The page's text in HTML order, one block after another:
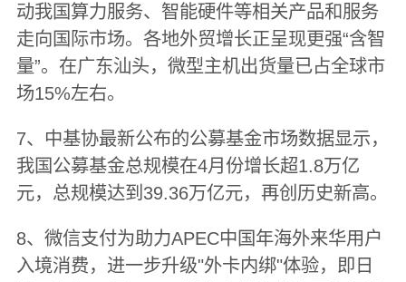
动我国算力服务、智能硬件等相关产品和服务
走向国际市场。各地外贸增长正呈现更强“含智
量”。在广东汕头，微型主机出货量已占全球市
场15%左右。
7、中基协最新公布的公募基金市场数据显示，
我国公募基金总规模在4月份增长超1.8万亿
元，总规模达到39.36万亿元，再创历史新高。
8、微信支付为助力APEC中国年海外来华用户
入境消费，进一步升级"外卡内绑"体验，即日